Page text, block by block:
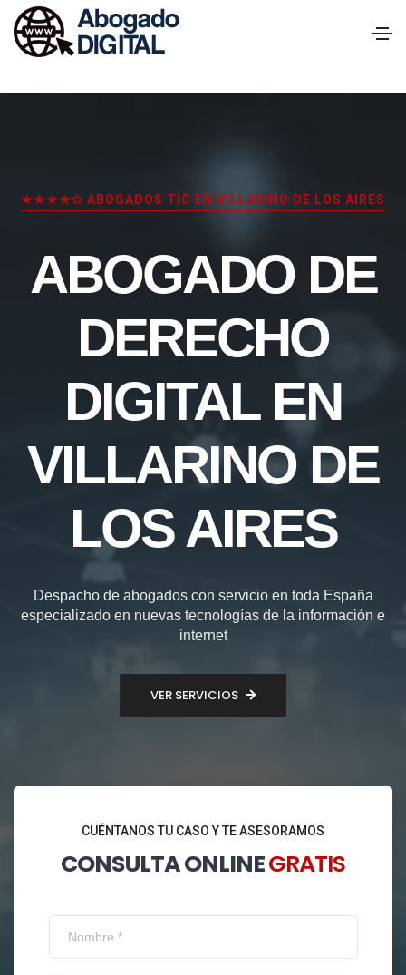
★★★★✩ ABOGADOS TIC EN VILLARINO DE LOS AIRES
ABOGADO DE
DERECHO
DIGITAL EN
VILLARINO DE
LOS AIRES
Despacho de abogados con servicio en toda España
especializado en nuevas tecnologías de la información e
internet
VER SERVICIOS
CUÉNTANOS TU CASO Y TE ASESORAMOS
CONSULTA ONLINEGRATIS